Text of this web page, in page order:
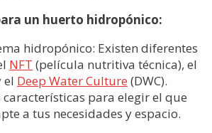
un huerto hidropónico:
hidropónico: Existen diferentes
NFT (película nutritiva técnica), el
el Deep Water Culture (DWC).
características para elegir el que
a tus necesidades y espacio.